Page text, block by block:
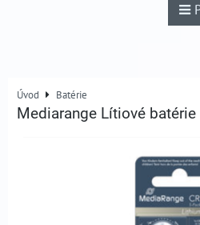
Úvod Batérie
Mediarange Lítiové batérie